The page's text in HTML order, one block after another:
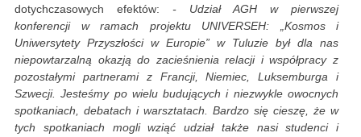
dotychczasowych efektów: - Udział AGH w pierwszej
konferencji w ramach projektu UNIVERSEH: „Kosmos i
Uniwersytety Przyszłości w Europie” w Tuluzie był dla nas
niepowtarzalną okazją do zacieśnienia relacji i współpracy z
pozostałymi partnerami z Francji, Niemiec, Luksemburga i
Szwecji. Jesteśmy po wielu budujących i niezwykle owocnych
spotkaniach, debatach i warsztatach. Bardzo się cieszę, że w
tych spotkaniach mogli wziąć udział także nasi studenci i